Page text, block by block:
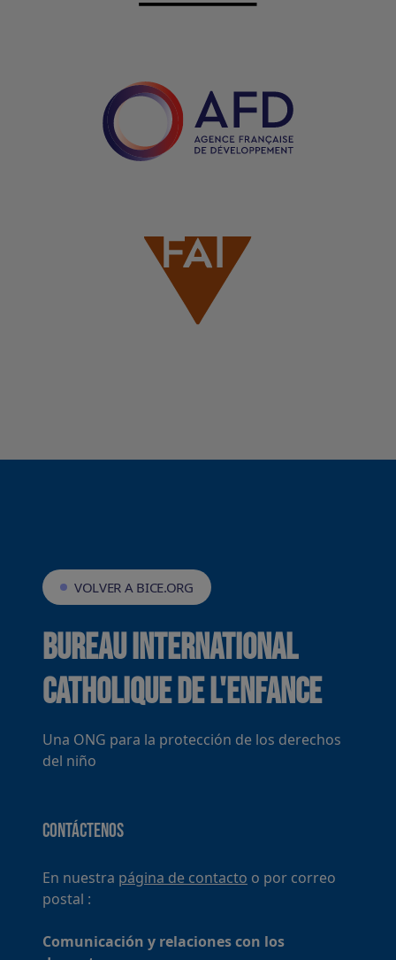
VOLVER A BICE.ORG
Bureau International
Catholique de l'Enfance
Una ONG para la protección de los derechos
del niño
Contáctenos
En nuestra página de contacto o por correo
postal :
Comunicación y relaciones con los